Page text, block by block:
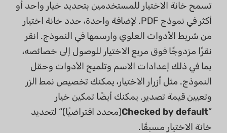
تسمح خانة الاختيار للمستخدمين بتحديد خيار واحد أو
أكثر في نموذج PDF. لإضافة واحدة، حدد خانة اختيار
من شريط الأدوات العلوي وارسمها في النموذج. انقر
نقرًا مزدوجًا فوق مربع الاختيار للوصول إلى خصائصه،
بما في ذلك إعدادات الاسم وتلميح الأدوات وحقل
النموذج. مثل أزرار الاختيار، يمكنك تخصيص نمط الزر
وتعيين قيمة تصدير. يمكنك أيضًا تمكين خيار
”
Checked by default(محدد افتراضيًا)“ لتحديد
خانة الاختيار مسبقًا.